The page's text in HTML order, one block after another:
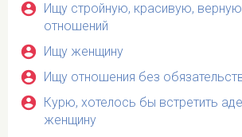
Ищу стройную, красивую,
отношений
Ищу женщину
Ищу отношения без
Курю, хотелось бы встретить
женщину